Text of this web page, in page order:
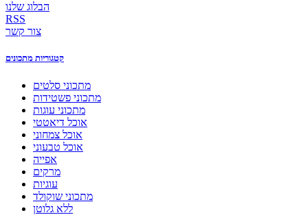
הבלוג שלנו
RSS
צור קשר
קטגוריות מתכונים
מתכוני סלטים
מתכוני פשטידות
מתכוני עוגות
אוכל דיאטטי
אוכל צמחוני
אוכל טבעוני
אפייה
מרקים
עוגיות
מתכוני שוקולד
ללא גלוטן